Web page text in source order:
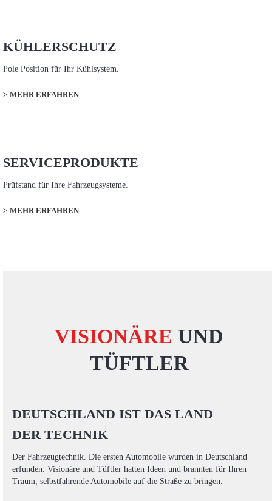
KÜHLERSCHUTZ
Pole Position für Ihr Kühlsystem.
MEHR ERFAHREN
SERVICEPRODUKTE
Prüfstand für Ihre Fahrzeugsysteme.
MEHR ERFAHREN
VISIONÄRE UND
TÜFTLER
DEUTSCHLAND IST DAS LAND
DER TECHNIK
Der Fahrzeugtechnik. Die ersten Automobile wurden in Deutschland
erfunden. Visionäre und Tüftler hatten Ideen und brannten für Ihren
Traum, selbstfahrende Automobile auf die Straße zu bringen.